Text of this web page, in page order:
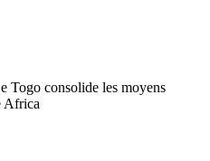
Togo consolide les moyens
Africa